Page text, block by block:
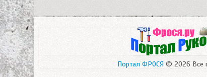
Портал ФРОСЯ© 2026 Все